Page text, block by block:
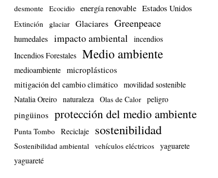
desmonte Ecocidio energía renovable Estados Unidos
Extinción glaciar Glaciares Greenpeace
humedales impacto ambiental
incendios
Incendios Forestales Medio ambiente
medioambiente microplásticos
mitigación del cambio climático movilidad sostenible
Natalia Oreiro naturaleza Olas de Calor peligro
pingüinos protección del medio ambiente
Punta Tombo Reciclaje sostenibilidad
Sostenibilidad ambiental vehículos eléctricos
yaguarete
yaguareté